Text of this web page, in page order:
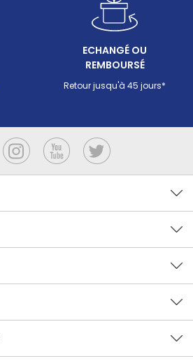
ECHANGÉ OU
REMBOURSÉ
Retour jusqu'à 45 jours*